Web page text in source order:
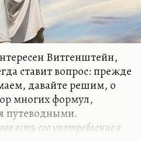
Витгенштейн,
ставит вопрос: прежде
давайте решим, о
многих формул,
путеводными.
есть его употребление в